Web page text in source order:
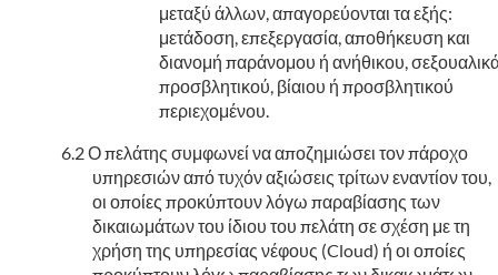
μεταξύ άλλων, απαγορεύονται τα εξής:
μετάδοση, επεξεργασία, αποθήκευση και
διανομή παράνομου ή ανήθικου,
προσβλητικού, βίαιου ή προσβλητικού
περιεχομένου.
Ο πελάτης συμφωνεί να αποζημιώσει τον πάροχο
υπηρεσιών από τυχόν αξιώσεις τρίτων εναντίον του,
οι οποίες προκύπτουν λόγω παραβίασης των
δικαιωμάτων του ίδιου του πελάτη σε σχέση με τη
χρήση της υπηρεσίας νέφους (Cloud) ή οι οποίες